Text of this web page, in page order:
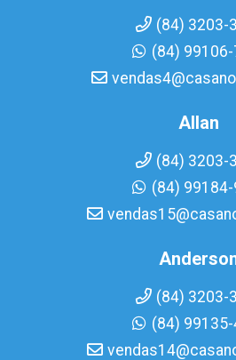
(84) 3203-
(84)
Allan
(84) 3203-
(84)
(84) 3203-
(84)